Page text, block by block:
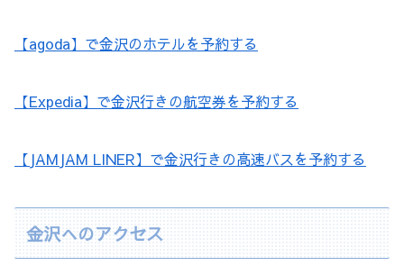
【agoda】で金沢のホテルを予約する
【Expedia】で金沢行きの航空券を予約する
【JAMJAM LINER】で金沢行きの高速バスを予約する
金沢へのアクセス